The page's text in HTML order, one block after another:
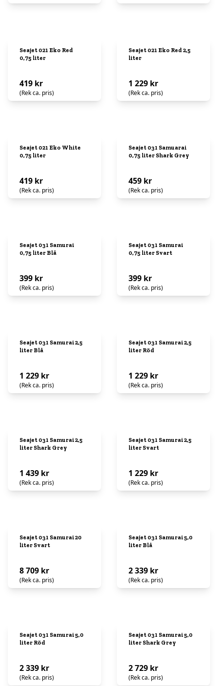
Seajet 021 Eko Red
0,75 liter
419 kr
(Rek ca. pris)
Seajet 021 Eko Red 2,5
liter
1 229 kr
(Rek ca. pris)
Seajet 021 Eko White
0,75 liter
419 kr
(Rek ca. pris)
Seajet 031 Samuarai
0,75 liter Shark Grey
459 kr
(Rek ca. pris)
Seajet 031 Samurai
0,75 liter Blå
399 kr
(Rek ca. pris)
Seajet 031 Samurai
0,75 liter Svart
399 kr
(Rek ca. pris)
Seajet 031 Samurai 2,5
liter Blå
1 229 kr
(Rek ca. pris)
Seajet 031 Samurai 2,5
liter Röd
1 229 kr
(Rek ca. pris)
Seajet 031 Samurai 2,5
liter Shark Grey
1 439 kr
(Rek ca. pris)
Seajet 031 Samurai 2,5
liter Svart
1 229 kr
(Rek ca. pris)
Seajet 031 Samurai 20
liter Svart
8 709 kr
(Rek ca. pris)
Seajet 031 Samurai 5,0
liter Blå
2 339 kr
(Rek ca. pris)
Seajet 031 Samurai 5,0
liter Röd
2 339 kr
(Rek ca. pris)
Seajet 031 Samurai 5,0
liter Shark Grey
2 729 kr
(Rek ca. pris)